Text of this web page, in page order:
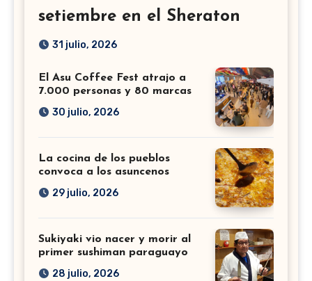
setiembre en el Sheraton
31 julio, 2026
El Asu Coffee Fest atrajo a
7.000 personas y 80 marcas
30 julio, 2026
La cocina de los pueblos
convoca a los asuncenos
29 julio, 2026
Sukiyaki vio nacer y morir al
primer sushiman paraguayo
28 julio, 2026